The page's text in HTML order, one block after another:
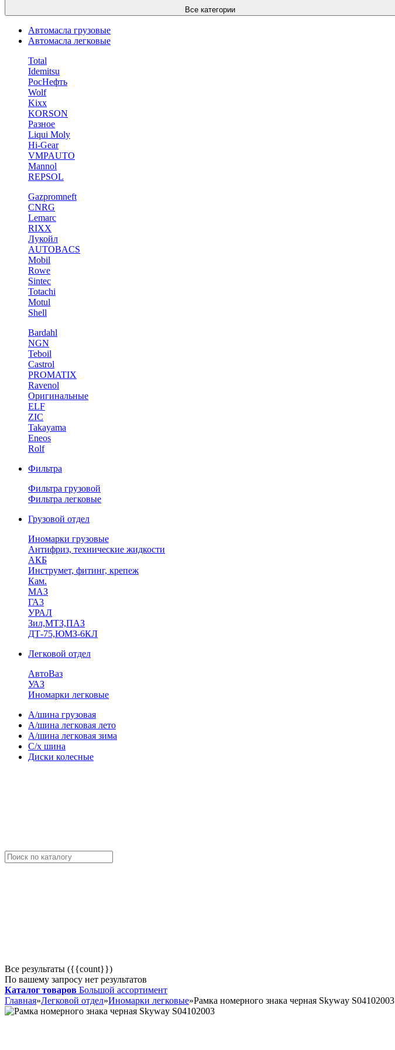
Все категории
Автомасла грузовые
Автомасла легковые
Total
Idemitsu
РосНефть
Wolf
Kixx
KORSON
Разное
Liqui Moly
Hi-Gear
VMPAUTO
Mannol
REPSOL
Gazpromneft
CNRG
Lemarc
RIXX
Лукойл
AUTOBACS
Mobil
Rowe
Sintec
Totachi
Motul
Shell
Bardahl
NGN
Teboil
Castrol
PROMATIX
Ravenol
Оригинальные
ELF
ZIC
Takayama
Eneos
Rolf
Фильтра
Фильтра грузовой
Фильтра легковые
Грузовой отдел
Иномарки грузовые
Антифриз, технические жидкости
АКБ
Инструмет, фитинг, крепеж
Кам.
МАЗ
ГА3
УРАЛ
Зил,МТЗ,ПАЗ
ДТ-75,ЮМЗ-6КЛ
Легковой отдел
АвтоВаз
УАЗ
Иномарки легковые
А/шина грузовая
А/шина легковая лето
А/шина легковая зима
С/х шина
Диски колесные
Все результаты ({{count}})
По вашему запросу нет результатов
Каталог товаров Большой ассортимент
Главная»Легковой отдел»Иномарки легковые»Рамка номерного знака черная Skyway S04102003